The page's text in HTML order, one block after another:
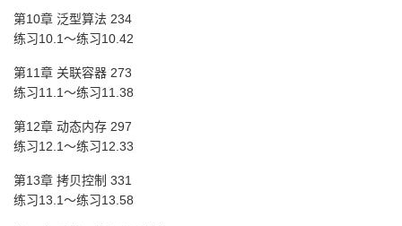
第10章 泛型算法 234
练习10.1～练习10.42
第11章 关联容器 273
练习11.1～练习11.38
第12章 动态内存 297
练习12.1～练习12.33
第13章 拷贝控制 331
练习13.1～练习13.58